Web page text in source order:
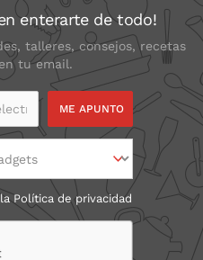
enterarte de todo!
talleres, consejos, recetas
tu email.
laPolítica de privacidad